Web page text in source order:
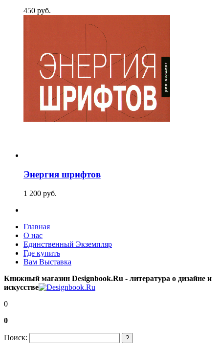
450 pуб.
Энергия шрифтов
1 200 pуб.
Главная
О нас
Единственный Экземпляр
Где купить
Вам Выставка
Книжный магазин Designbook.Ru - литература о дизайне и
искусстве
0
0
Поиск: ?